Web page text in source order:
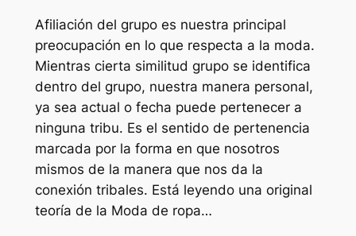
Afiliación del grupo es nuestra principal
preocupación en lo que respecta a la moda.
Mientras cierta similitud grupo se identifica
dentro del grupo, nuestra manera personal,
ya sea actual o fecha puede pertenecer a
ninguna tribu. Es el sentido de pertenencia
marcada por la forma en que nosotros
mismos de la manera que nos da la
conexión tribales. Está leyendo una original
teoría de la Moda de ropa…